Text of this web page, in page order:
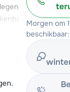
Morgen om
beschikbaar:
De
in
Arena ligt
is een halte
in de ochtend